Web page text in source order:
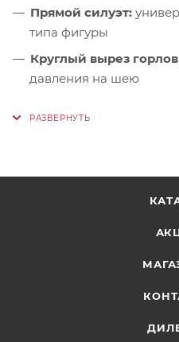
Прямой силуэт:
типа фигуры
Круглый вырез
давления на шею
стиле Red Fox